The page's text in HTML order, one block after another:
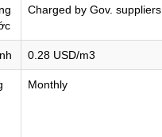
Charged by Gov. suppliers
0.28 USD/m3
Monthly